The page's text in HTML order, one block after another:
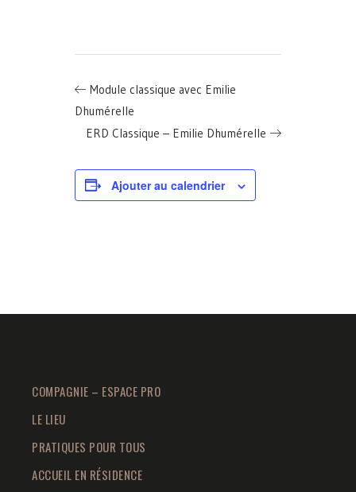
Module classique avec Emilie
Dhumérelle
ERD Classique – Emilie Dhumérelle
Ajouter au calendrier
COMPAGNIE – ESPACE PRO
LE LIEU
PRATIQUES POUR TOUS
ACCUEIL EN RÉSIDENCE